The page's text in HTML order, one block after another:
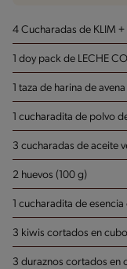
4 Cucharadas de KLIM
1 doy pack de LECHE
1 taza de harina de
1 cucharadita de polvo
3 cucharadas de aceite
2 huevos (100 g)
1 cucharadita de
3 kiwis cortados en
3 duraznos cortados en